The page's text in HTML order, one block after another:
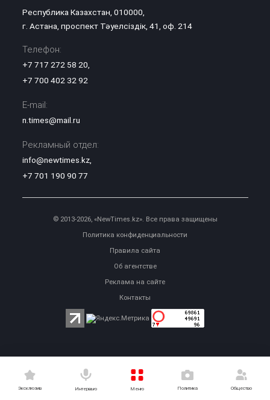
Эксклюзив Интервью Меню Политика Общество
Республика Казахстан, 010000,
г. Астана, проспект Тәуелсіздік, 41, оф. 214
Телефон:
+7 717 272 58 20,
+7 700 402 32 92
E-mail:
n.times@mail.ru
Рекламный отдел:
info@newtimes.kz,
+7 701 190 90 77
© 2013-2026, «NewTimes.kz». Все права защищены
Политика конфиденциальности
Правила сайта
Об агентстве
Реклама на сайте
Контакты